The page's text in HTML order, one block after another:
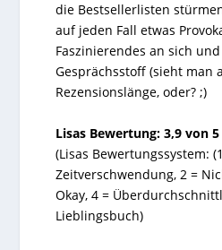
die Bestsellerlisten
auf jeden Fall etwas
Faszinierendes an sich
Gesprächsstoff (sieht man
Rezensionslänge, oder? ;)
Lisas Bewertung: 3,9 von
(Lisas Bewertungssystem:
Zeitverschwendung, 2 =
Okay, 4 =
Lieblingsbuch)